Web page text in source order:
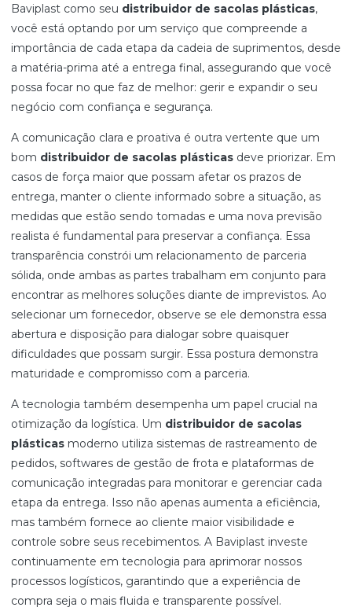
Baviplast como seu distribuidor de sacolas plásticas,
você está optando por um serviço que compreende a
importância de cada etapa da cadeia de suprimentos, desde
a matéria-prima até a entrega final, assegurando que você
possa focar no que faz de melhor: gerir e expandir o seu
negócio com confiança e segurança.
A comunicação clara e proativa é outra vertente que um
bom distribuidor de sacolas plásticas deve priorizar. Em
casos de força maior que possam afetar os prazos de
entrega, manter o cliente informado sobre a situação, as
medidas que estão sendo tomadas e uma nova previsão
realista é fundamental para preservar a confiança. Essa
transparência constrói um relacionamento de parceria
sólida, onde ambas as partes trabalham em conjunto para
encontrar as melhores soluções diante de imprevistos. Ao
selecionar um fornecedor, observe se ele demonstra essa
abertura e disposição para dialogar sobre quaisquer
dificuldades que possam surgir. Essa postura demonstra
maturidade e compromisso com a parceria.
A tecnologia também desempenha um papel crucial na
otimização da logística. Um distribuidor de sacolas
plásticas moderno utiliza sistemas de rastreamento de
pedidos, softwares de gestão de frota e plataformas de
comunicação integradas para monitorar e gerenciar cada
etapa da entrega. Isso não apenas aumenta a eficiência,
mas também fornece ao cliente maior visibilidade e
controle sobre seus recebimentos. A Baviplast investe
continuamente em tecnologia para aprimorar nossos
processos logísticos, garantindo que a experiência de
compra seja o mais fluida e transparente possível.